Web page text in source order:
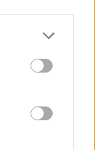
more Google
may click to
tags to
below Google